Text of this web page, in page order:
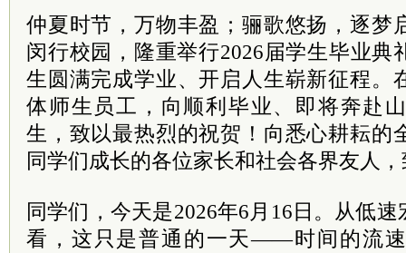
仲夏时节，万物丰盈；骊歌悠扬，逐梦
闵行校园，隆重举行2026届学生毕业典
生圆满完成学业、开启人生崭新征程。
体师生员工，向顺利毕业、即将奔赴
生，致以最热烈的祝贺！向悉心耕耘的
同学们成长的各位家长和社会各界友人
同学们，今天是2026年6月16日。从低
看，这只是普通的一天——时间的流